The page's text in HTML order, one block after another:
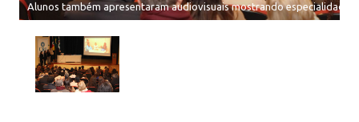
Alunos também apresentaram audiovisuais mostrando especialidades